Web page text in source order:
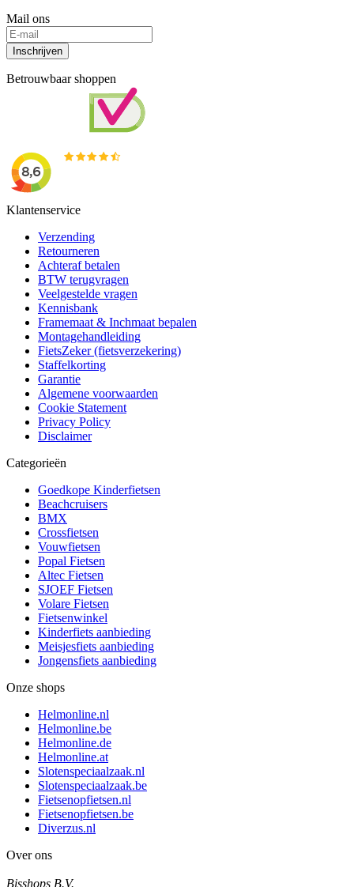
Mail ons
Inschrijven
Betrouwbaar shoppen
Klantenservice
Verzending
Retourneren
Achteraf betalen
BTW terugvragen
Veelgestelde vragen
Kennisbank
Framemaat & Inchmaat bepalen
Montagehandleiding
FietsZeker (fietsverzekering)
Staffelkorting
Garantie
Algemene voorwaarden
Cookie Statement
Privacy Policy
Disclaimer
Categorieën
Goedkope Kinderfietsen
Beachcruisers
BMX
Crossfietsen
Vouwfietsen
Popal Fietsen
Altec Fietsen
SJOEF Fietsen
Volare Fietsen
Fietsenwinkel
Kinderfiets aanbieding
Meisjesfiets aanbieding
Jongensfiets aanbieding
Onze shops
Helmonline.nl
Helmonline.be
Helmonline.de
Helmonline.at
Slotenspeciaalzaak.nl
Slotenspeciaalzaak.be
Fietsenopfietsen.nl
Fietsenopfietsen.be
Diverzus.nl
Over ons
Bisshops B.V.